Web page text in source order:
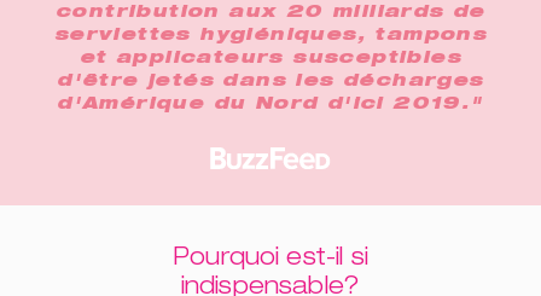
contribution aux 20 milliards de
serviettes hygiéniques, tampons
et applicateurs susceptibles
d'être jetés dans les décharges
d'Amérique du Nord d'ici 2019."
Pourquoi est-il si
indispensable?